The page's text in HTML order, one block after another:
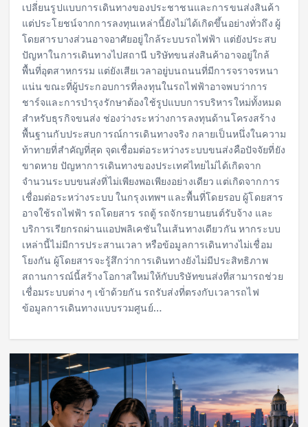
เปลี่ยนรูปแบบการเดินทางของประชาชนและการขนส่งสินค้า
แต่ประโยชน์จากการลงทุนเหล่านี้ยังไม่ได้เกิดขึ้นอย่างทั่วถึง ผู้
โดยสารบางส่วนอาจอาศัยอยู่ใกล้ระบบรถไฟฟ้า แต่ยังประสบ
ปัญหาในการเดินทางไปสถานี บริษัทขนส่งสินค้าอาจอยู่ใกล้
พื้นที่อุตสาหกรรม แต่ยังเสียเวลาอยู่บนถนนที่มีการจราจรหนา
แน่น ขณะที่ผู้ประกอบการที่ลงทุนในรถไฟฟ้าอาจพบว่าการ
ชาร์จและการบำรุงรักษาต้องใช้รูปแบบการบริหารใหม่ทั้งหมด
สำหรับธุรกิจขนส่ง ช่องว่างระหว่างการลงทุนด้านโครงสร้าง
พื้นฐานกับประสบการณ์การเดินทางจริง กลายเป็นหนึ่งในความ
ท้าทายที่สำคัญที่สุด จุดเชื่อมต่อระหว่างระบบขนส่งคือปัจจัยที่ยัง
ขาดหาย ปัญหาการเดินทางของประเทศไทยไม่ได้เกิดจาก
จำนวนระบบขนส่งที่ไม่เพียงพอเพียงอย่างเดียว แต่เกิดจากการ
เชื่อมต่อระหว่างระบบ ในกรุงเทพฯ และพื้นที่โดยรอบ ผู้โดยสาร
อาจใช้รถไฟฟ้า รถโดยสาร รถตู้ รถจักรยานยนต์รับจ้าง และ
บริการเรียกรถผ่านแอปพลิเคชันในเส้นทางเดียวกัน หากระบบ
เหล่านี้ไม่มีการประสานเวลา หรือข้อมูลการเดินทางไม่เชื่อม
โยงกัน ผู้โดยสารจะรู้สึกว่าการเดินทางยังไม่มีประสิทธิภาพ
สถานการณ์นี้สร้างโอกาสใหม่ให้กับบริษัทขนส่งที่สามารถช่วย
เชื่อมระบบต่าง ๆ เข้าด้วยกัน รถรับส่งที่ตรงกับเวลารถไฟ
ข้อมูลการเดินทางแบบรวมศูนย์…